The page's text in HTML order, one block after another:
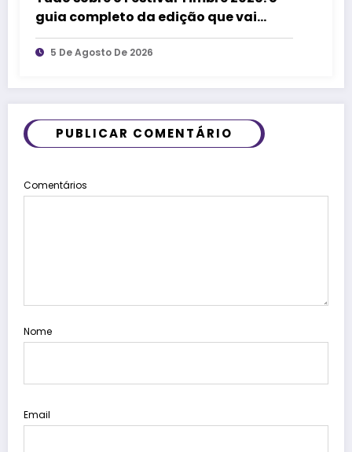
guia completo da edição que vai
transformar Uberlândia na cidade da
música
5 De Agosto De 2026
PUBLICAR COMENTÁRIO
Comentários
Nome
Email